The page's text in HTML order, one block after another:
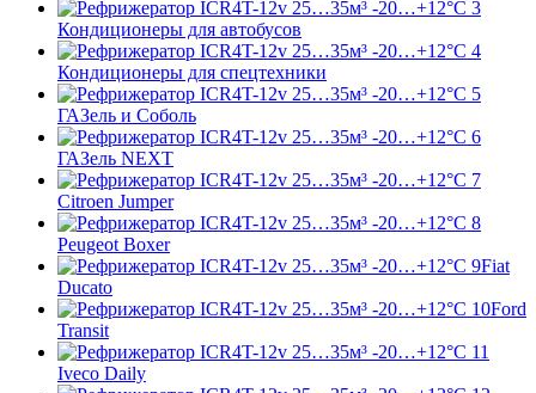
Кондиционеры для автобусов
Кондиционеры для спецтехники
ГАЗель и Соболь
ГАЗель NEXT
Citroen Jumper
Peugeot Boxer
Fiat
Ducato
Ford
Transit
Iveco Daily